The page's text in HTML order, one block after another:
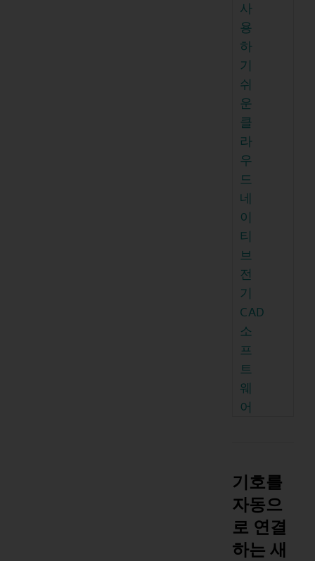
사
용
하
기
쉬
운
클
라
우
드
네
이
티
브
전
기
CAD
소
프
트
웨
어
기호를
자동으
로 연결
하는 새